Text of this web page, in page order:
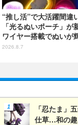
“推し活”で大活躍間違
「光るぬいポーチ」が
ワイヤー搭載でぬいが
2026.8.7
「忍たま」
仕草…和の趣